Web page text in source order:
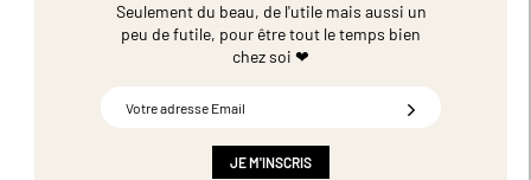
Seulement du beau, de l'utile mais aussi un
peu de futile, pour être tout le temps bien
chez soi ❤
JE M'INSCRIS